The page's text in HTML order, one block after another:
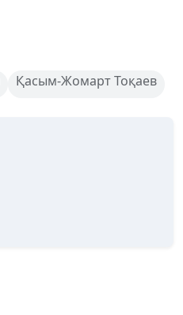
Қасым-Жомарт Тоқаев